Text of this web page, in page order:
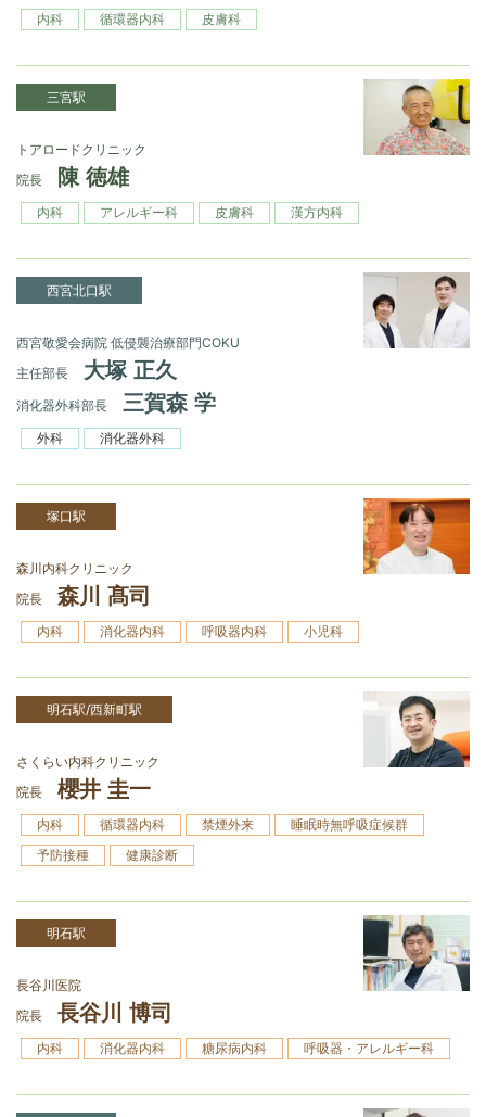
内科 循環器内科 皮膚科
三宮駅
トアロードクリニック
院長
陳 徳雄
内科 アレルギー科 皮膚科 漢方内科
西宮北口駅
西宮敬愛会病院 低侵襲治療部門COKU
主任部長
大塚 正久
消化器外科部長 三賀森 学
外科 消化器外科
塚口駅
森川内科クリニック
院長
森川 髙司
内科 消化器内科 呼吸器内科 小児科
明石駅/西新町駅
さくらい内科クリニック
院長
櫻井 圭一
内科 循環器内科 禁煙外来
睡眠時無呼吸症候群
予防接種
健康診断
明石駅
長谷川医院
院長
長谷川 博司
内科 消化器内科 糖尿病内科 呼吸器・アレルギー科